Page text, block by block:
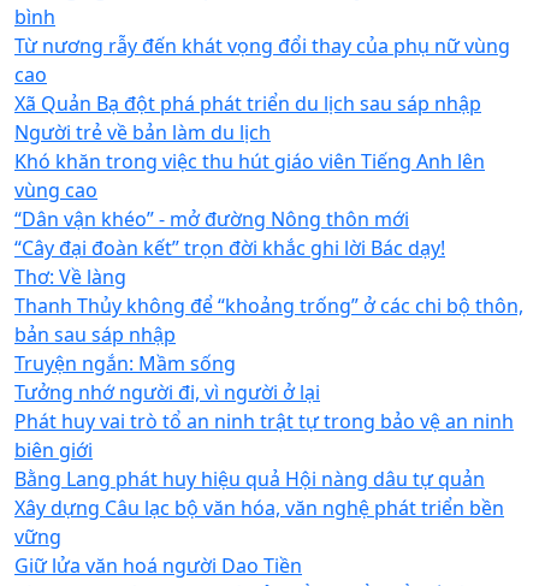
bình
Từ nương rẫy đến khát vọng đổi thay của phụ nữ vùng
cao
Xã Quản Bạ đột phá phát triển du lịch sau sáp nhập
Người trẻ về bản làm du lịch
Khó khăn trong việc thu hút giáo viên Tiếng Anh lên
vùng cao
“Dân vận khéo” - mở đường Nông thôn mới
“Cây đại đoàn kết” trọn đời khắc ghi lời Bác dạy!
Thơ: Về làng
Thanh Thủy không để “khoảng trống” ở các chi bộ thôn,
bản sau sáp nhập
Truyện ngắn: Mầm sống
Tưởng nhớ người đi, vì người ở lại
Phát huy vai trò tổ an ninh trật tự trong bảo vệ an ninh
biên giới
Bằng Lang phát huy hiệu quả Hội nàng dâu tự quản
Xây dựng Câu lạc bộ văn hóa, văn nghệ phát triển bền
vững
Giữ lửa văn hoá người Dao Tiền